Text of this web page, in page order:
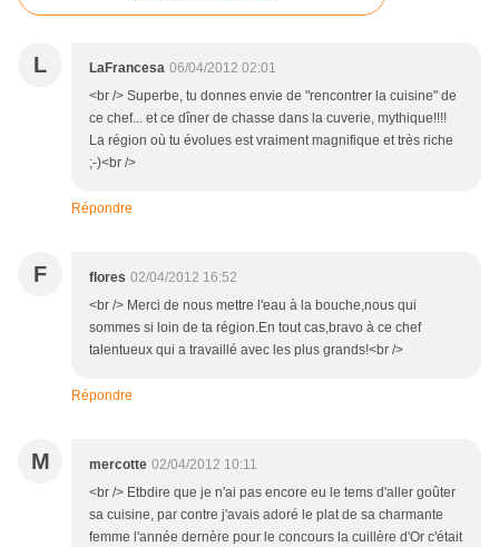
L LaFrancesa 06/04/2012 02:01
<br /> Superbe, tu donnes envie de "rencontrer la cuisine" de
ce chef... et ce dîner de chasse dans la cuverie, mythique!!!!
La région où tu évolues est vraiment magnifique et très riche
;-)<br />
Répondre
F flores 02/04/2012 16:52
<br /> Merci de nous mettre l'eau à la bouche,nous qui
sommes si loin de ta région.En tout cas,bravo à ce chef
talentueux qui a travaillé avec les plus grands!<br />
Répondre
M mercotte 02/04/2012 10:11
<br /> Etbdire que je n'ai pas encore eu le tems d'aller goûter
sa cuisine, par contre j'avais adoré le plat de sa charmante
femme l'année dernère pour le concours la cuillère d'Or c'était